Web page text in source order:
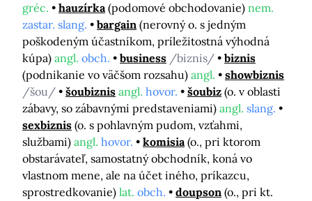
gréc.
hauzírka (podomové obchodovanie) nem.
zastar. slang.
bargain (nerovný o. s jedným
poškodeným účastníkom, príležitostná výhodná
kúpa) angl. obch. business /biznis/
biznis
(podnikanie vo väčšom rozsahu) angl.
showbiznis
/šou/
šoubiznis angl. hovor. šoubiz (o. v oblasti
zábavy, so zábavnými predstaveniami) angl. slang.
sexbiznis (o. s pohlavným pudom, vzťahmi,
službami) angl. hovor. komisia (o., pri ktorom
obstarávateľ, samostatný obchodník, koná vo
vlastnom mene, ale na účet iného, príkazcu,
sprostredkovanie) lat. obch. doupson (o., pri kt.